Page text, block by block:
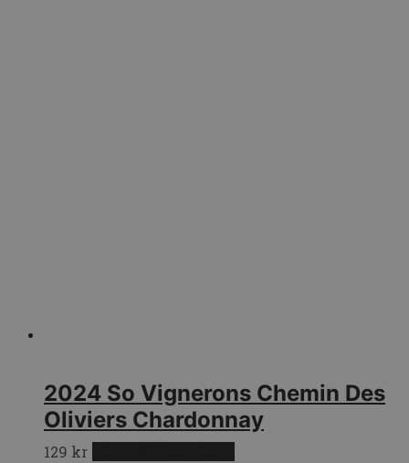
2024 So Vignerons Chemin Des
Oliviers Chardonnay
129 kr